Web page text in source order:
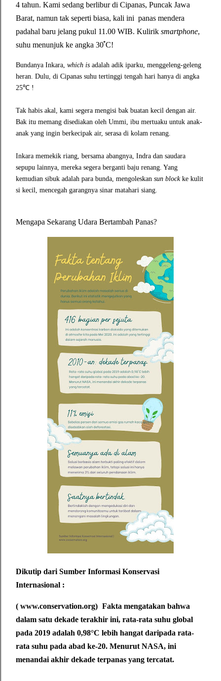
4 tahun. Kami sedang berlibur di Cipanas, Puncak Jawa
Barat, namun tak seperti biasa, kali ini panas mendera
padahal baru jelang pukul 11.00 WIB. Kulirik smartphone,
suhu menunjuk ke angka 30 ํC!
Bundanya Inkara, which is adalah adik iparku, menggeleng-geleng
heran. Dulu, di Cipanas suhu tertinggi tengah hari hanya di angka
25℃ !
Tak habis akal, kami segera mengisi bak buatan kecil dengan air.
Bak itu memang disediakan oleh Ummi, ibu mertuaku untuk anak-
anak yang ingin berkecipak air, serasa di kolam renang.
Inkara memekik riang, bersama abangnya, Indra dan saudara
sepupu lainnya, mereka segera berganti baju renang. Yang
kemudian sibuk adalah para bunda, mengoleskan sun block ke kulit
si kecil, mencegah garangnya sinar matahari siang.
Mengapa Sekarang Udara Bertambah Panas?
Dikutip dari Sumber Informasi Konservasi
Internasional :
( www.conservation.org) Fakta mengatakan bahwa
dalam satu dekade terakhir ini, rata-rata suhu global
pada 2019 adalah 0,98°C lebih hangat daripada rata-
rata suhu pada abad ke-20. Menurut NASA, ini
menandai akhir dekade terpanas yang tercatat.